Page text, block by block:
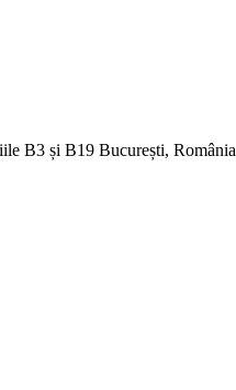
B3 și B19 București, România